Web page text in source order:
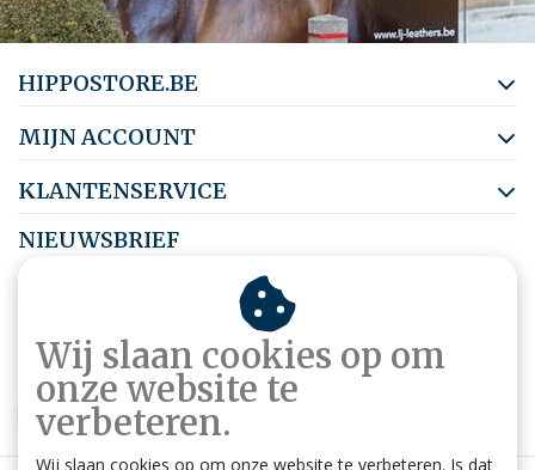
HIPPOSTORE.BE
MIJN ACCOUNT
KLANTENSERVICE
NIEUWSBRIEF
Abonneer je op onze nieuwsbrief om op de hoogte te blijven.
ABONNEER
Wij slaan cookies op om
onze website te
verbeteren.
Wij slaan cookies op om onze website te verbeteren. Is dat